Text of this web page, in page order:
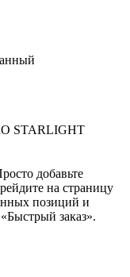
STARLIGHT
добавьте
на страницу
позиций и
заказ».